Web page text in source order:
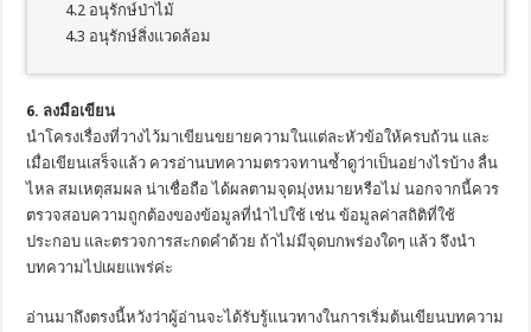
4.2 อนุรักษ์ป่าไม้
4.3 อนุรักษ์สิ่งแวดล้อม
6. ลงมือเขียน
นำโครงเรื่องที่วางไว้มาเขียนขยายความในแต่ละหัวข้อให้ครบถ้วน และ
เมื่อเขียนเสร็จแล้ว ควรอ่านบทความตรวจทานซ้ำดูว่าเป็นอย่างไรบ้าง ลื่น
ไหล สมเหตุสมผล น่าเชื่อถือ ได้ผลตามจุดมุ่งหมายหรือไม่ นอกจากนี้ควร
ตรวจสอบความถูกต้องของข้อมูลที่นำไปใช้ เช่น ข้อมูลค่าสถิติที่ใช้
ประกอบ และตรวจการสะกดคำด้วย ถ้าไม่มีจุดบกพร่องใดๆ แล้ว จึงนำ
บทความไปเผยแพร่ค่ะ
อ่านมาถึงตรงนี้หวังว่าผู้อ่านจะได้รับรู้แนวทางในการเริ่มต้นเขียนบทความ